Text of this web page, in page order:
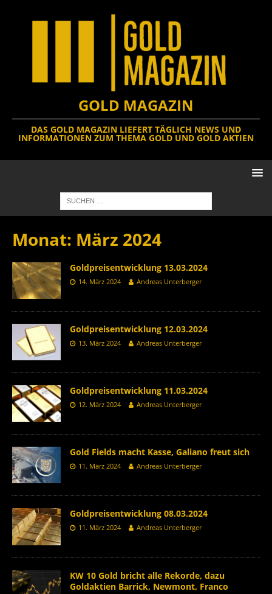
GOLD MAGAZIN
DAS GOLD MAGAZIN LIEFERT TÄGLICH NEWS UND
INFORMATIONEN ZUM THEMA GOLD UND GOLD AKTIEN
Monat: März 2024
Goldpreisentwicklung 13.03.2024
14. März 2024 Andreas Unterberger
Goldpreisentwicklung 12.03.2024
13. März 2024 Andreas Unterberger
Goldpreisentwicklung 11.03.2024
12. März 2024 Andreas Unterberger
Gold Fields macht Kasse, Galiano freut sich
11. März 2024 Andreas Unterberger
Goldpreisentwicklung 08.03.2024
11. März 2024 Andreas Unterberger
KW 10 Gold bricht alle Rekorde, dazu
Goldaktien Barrick, Newmont, Franco